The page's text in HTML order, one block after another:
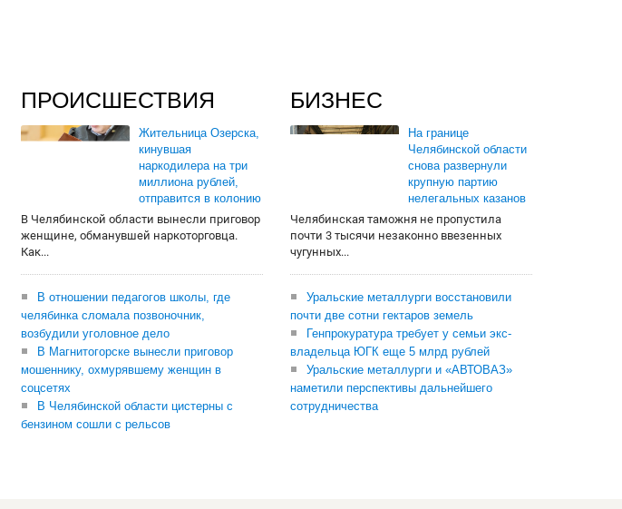
ПРОИСШЕСТВИЯ
Жительница Озерска,
кинувшая
наркодилера на три
миллиона рублей,
отправится в колонию
В Челябинской области вынесли приговор
женщине, обманувшей наркоторговца.
Как...
В отношении педагогов школы, где
челябинка сломала позвоночник,
возбудили уголовное дело
В Магнитогорске вынесли приговор
мошеннику, охмурявшему женщин в
соцсетях
В Челябинской области цистерны с
бензином сошли с рельсов
БИЗНЕС
На границе
Челябинской области
снова развернули
крупную партию
нелегальных казанов
Челябинская таможня не пропустила
почти 3 тысячи незаконно ввезенных
чугунных...
Уральские металлурги восстановили
почти две сотни гектаров земель
Генпрокуратура требует у семьи экс-
владельца ЮГК еще 5 млрд рублей
Уральские металлурги и «АВТОВАЗ»
наметили перспективы дальнейшего
сотрудничества